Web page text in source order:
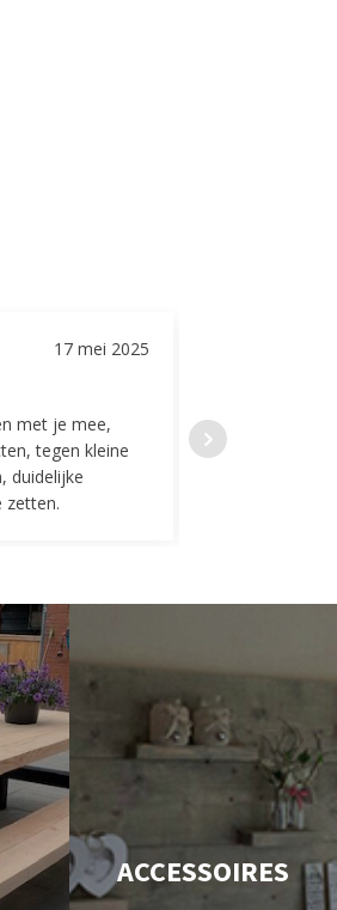
17 mei 2025
met je mee,
tegen kleine
duidelijke
zetten.
Top geregeld!
indelingen die
ACCESSOIRES